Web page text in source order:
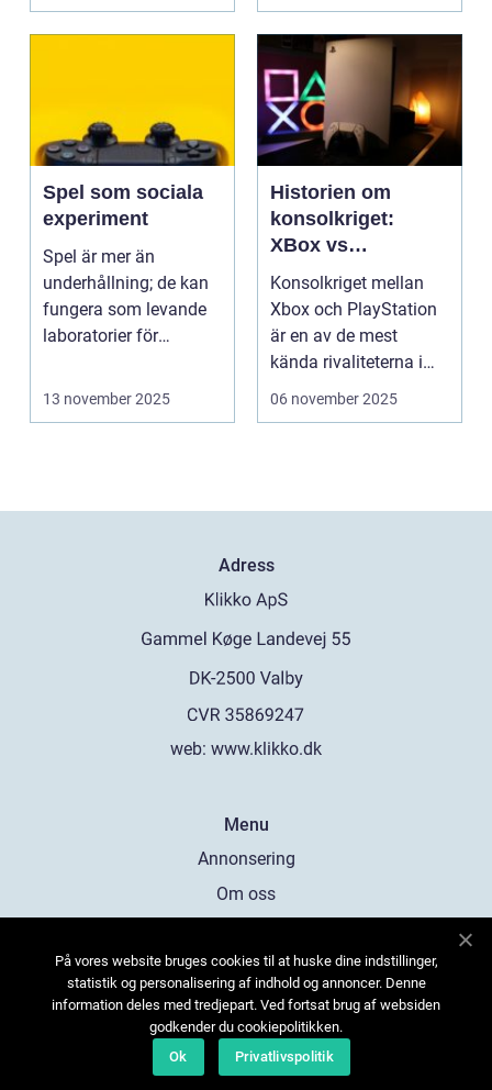
Spel som sociala
experiment
Spel är mer än
underhållning; de kan
fungera som levande
laboratorier för
13 november 2025
Historien om
konsolkriget:
XBox vs
PlayStation
Konsolkriget mellan
Xbox och PlayStation
är en av de mest
kända rivaliteterna i
spelvä...
06 november 2025
Adress
web: www.klikko.dk
Menu
Annonsering
Om oss
Kontakta oss
Sitemap
På vores website bruges cookies til at huske dine indstillinger,
statistik og personalisering af indhold og annoncer. Denne
information deles med tredjepart. Ved fortsat brug af websiden
godkender du cookiepolitikken.
Ok
Privatlivspolitik